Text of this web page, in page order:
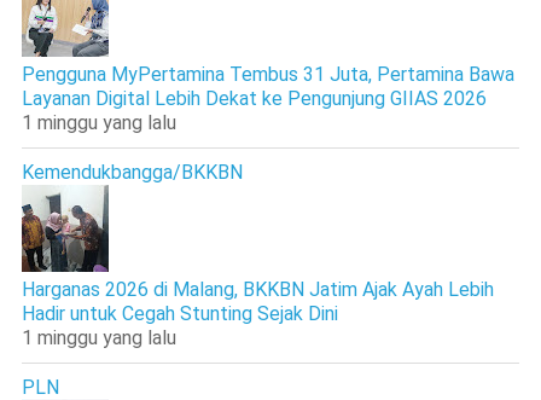
Pengguna MyPertamina Tembus 31 Juta, Pertamina Bawa
Layanan Digital Lebih Dekat ke Pengunjung GIIAS 2026
1 minggu yang lalu
Kemendukbangga/BKKBN
Harganas 2026 di Malang, BKKBN Jatim Ajak Ayah Lebih
Hadir untuk Cegah Stunting Sejak Dini
1 minggu yang lalu
PLN